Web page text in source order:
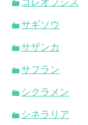
コレオプシス
サギソウ
サザンカ
サフラン
シクラメン
シネラリア